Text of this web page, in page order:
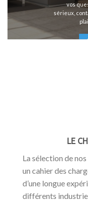
vos
sérieux,
LE
La sélection de
un cahier des
d’une longue
différents